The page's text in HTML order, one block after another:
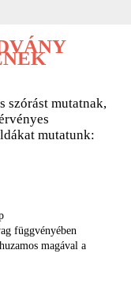
szórást mutatnak,
mutatunk:
függvényében
magával a